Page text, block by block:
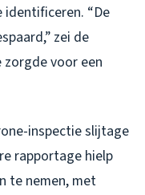
“De
zei de
zorgde voor een
inspectie slijtage
rapportage hielp
te nemen, met